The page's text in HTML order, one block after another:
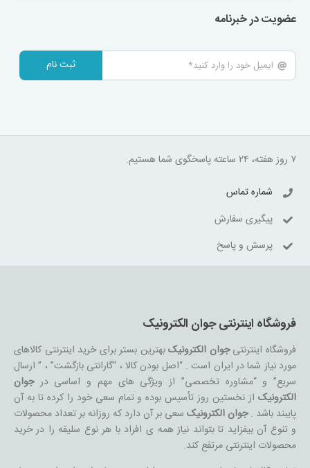
عضویت در خبرنامه
ثبت نام
۷ روز هفته، ۲۴ ساعته پاسخگوی شما هستیم.
شماره تماس
پیگیری سفارش
پرسش و پاسخ
فروشگاه اینترنتی جوان الکترونیک
فروشگاه اینترنتیجوان الکترونیکبهترین بستر برای خرید اینترنتی کالاهای
مورد نیاز شما در ایران است . “اصل بودن کالا ، “گارانتی بازگشت” ، ” ارسال
سریع” و “مشاوره تخصصی” از ویژگی های مهم و اساسی درجوان
الکترونیکاز نخستین روز تأسیس بوده و تمام سعی خود را کرده تا به آن
پایبند باشد .جوان الکترونیکسعی بر آن دارد که روزانه بر تعداد محصولات
و تنوع آن بیفزاید تا بتواند نیاز همه ی افراد با هر نوع سلیقه را در خرید
محصولات اینترنتی مرتفع کند.